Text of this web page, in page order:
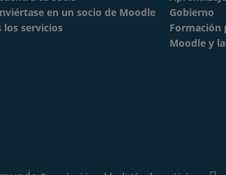
en un socio de Moodle
los servicios
Gobierno
Formación
Moodle y